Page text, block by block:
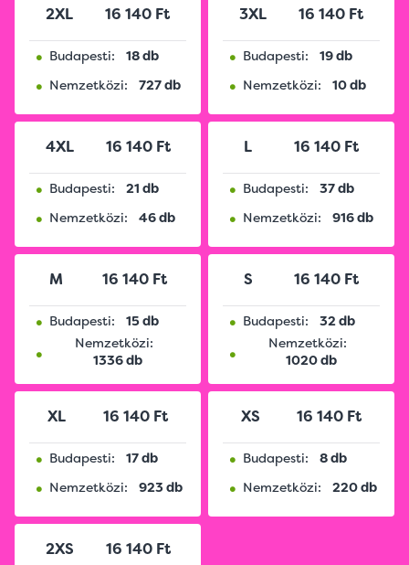
2XL 16 140 Ft
• Budapesti: 18 db
• Nemzetközi: 727 db
3XL 16 140 Ft
• Budapesti: 19 db
• Nemzetközi: 10 db
4XL 16 140 Ft
• Budapesti: 21 db
• Nemzetközi: 46 db
L 16 140 Ft
• Budapesti: 37 db
• Nemzetközi: 916 db
M 16 140 Ft
• Budapesti: 15 db
•
Nemzetközi:
1336 db
S 16 140 Ft
• Budapesti: 32 db
•
Nemzetközi:
1020 db
XL 16 140 Ft
• Budapesti: 17 db
• Nemzetközi: 923 db
XS 16 140 Ft
• Budapesti: 8 db
• Nemzetközi: 220 db
2XS 16 140 Ft